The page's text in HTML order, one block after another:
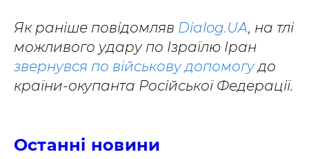
Як раніше повідомляв Dialog.UA, на тлі
можливого удару по Ізраїлю Іран
звернувся по військову допомогудо
країни-окупанта Російської Федерації.
Останні новини